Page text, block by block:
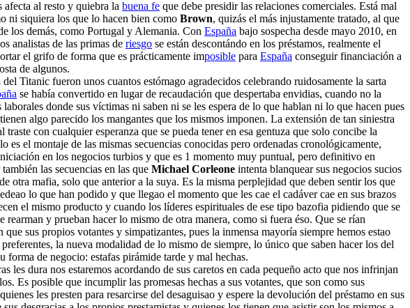
al resto y quiebra la buena fe que debe presidir las relaciones comerciales. Está mal
ni siquiera los que lo hacen bien como Brown, quizás el más injustamente tratado, al que
los demás, como Portugal y Alemania. Con España bajo sospecha desde mayo 2010, en
analistas de las primas de riesgo se están descontándo en los préstamos, realmente el
el grifo de forma que es prácticamente imposible para España conseguir financiación a
de algunos.
Titanic fueron unos cuantos estómago agradecidos celebrando ruidosamente la sarta
se había convertido en lugar de recaudación que despertaba envidias, cuando no la
donde sus víctimas ni saben ni se les espera de lo que hablan ni lo que hacen pues
algo parecido los mangantes que los mismos imponen. La extensión de tan siniestra
con cualquier esperanza que se pueda tener en esa gentuza que solo concibe la
es el montaje de las mismas secuencias conocidas pero ordenadas cronológicamente,
en los negocios turbios y que es 1 momento muy puntual, pero definitivo en
las secuencias en las que Michael Corleone intenta blanquear sus negocios sucios
otra mafia, solo que anterior a la suya. Es la misma perplejidad que deben sentir los que
lo que han podido y que llegao el momento que les cae el cadáver cae en sus brazos
el mismo producto y cuando los líderes espirituales de ese tipo bazofia pidiendo que se
y prueban hacer lo mismo de otra manera, como si fuera éso. Que se rían
que sus propios votantes y simpatizantes, pues la inmensa mayoría siempre hemos estao
la nueva modalidad de lo mismo de siempre, lo único que saben hacer los del
de negocio: estafas pirámide tarde y mal hechas.
les dura nos estaremos acordando de sus caretos en cada pequeño acto que nos infrinjan
Es posible que incumplir las promesas hechas a sus votantes, que son como sus
les presten para resarcirse del desaguisao y espere la devolución del préstamo en sus